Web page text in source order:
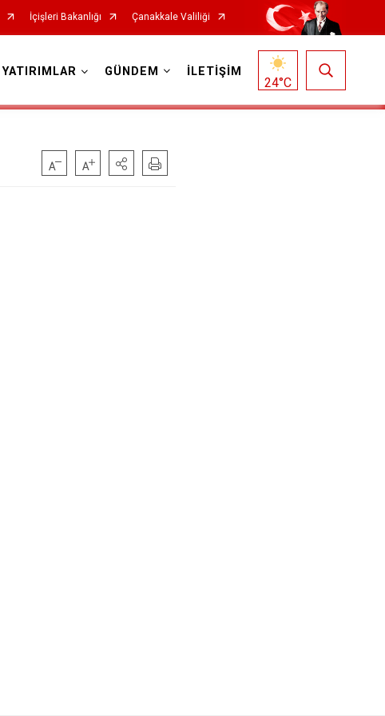
İçişleri Bakanlığı Çanakkale Valiliği
YATIRIMLAR GÜNDEM İLETİŞİM
24°C